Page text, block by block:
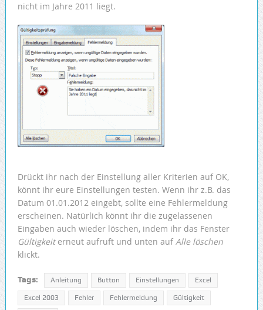
nicht im Jahre 2011 liegt.
Drückt ihr nach der Einstellung aller Kriterien auf OK,
könnt ihr eure Einstellungen testen. Wenn ihr z.B. das
Datum 01.01.2012 eingebt, sollte eine Fehlermeldung
erscheinen. Natürlich könnt ihr die zugelassenen
Eingaben auch wieder löschen, indem ihr das Fenster
Gültigkeit erneut aufruft und unten auf Alle löschen
klickt.
Tags: Anleitung Button Einstellungen Excel
Excel 2003 Fehler Fehlermeldung Gültigkeit